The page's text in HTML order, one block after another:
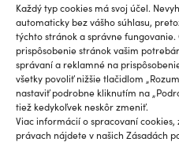
Každý typ cookies má svoj účel.
automaticky bez vášho súhlasu,
týchto stránok a správne
prispôsobenie stránok vašim
správaní a reklamné na
všetky povoliť nižšie tlačidlom
nastaviť podrobne kliknutím na
tiež kedykoľvek neskôr zmeniť.
Viac informácií o spracovaní
právach nájdete v našich Zásadách
Čítať článok